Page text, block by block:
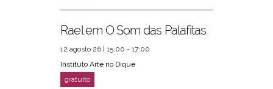
Rael em O Som das Palafitas
12 agosto 26 | 15:00 - 17:00
Instituto Arte no Dique